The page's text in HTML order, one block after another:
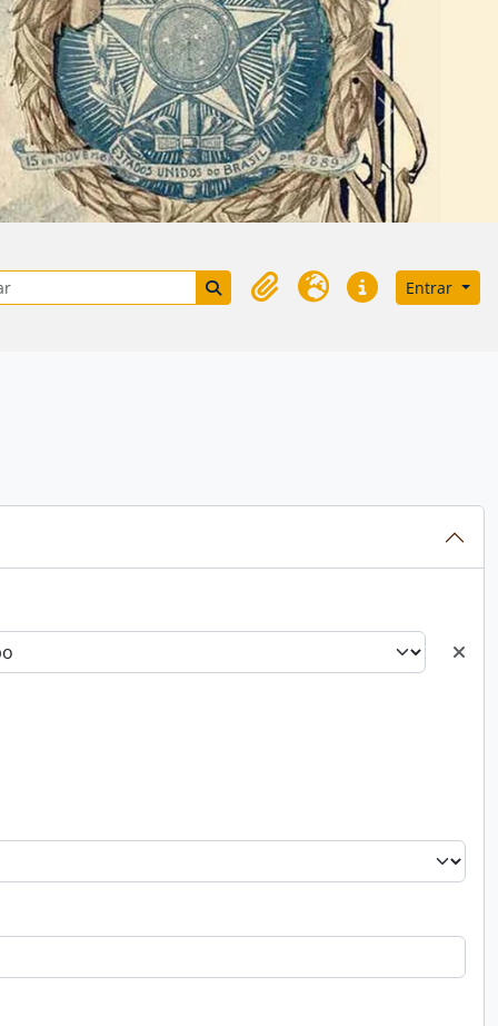
Próximo
busca Busque na página de navegação
Área de Transferência
Idioma Atalhos Entrar